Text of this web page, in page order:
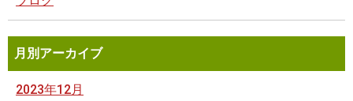
月別アーカイブ
2023年12月